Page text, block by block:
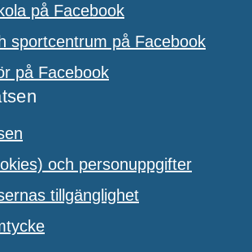
på Facebook
sportcentrum på Facebook
på Facebook
och personuppgifter
tillgänglighet